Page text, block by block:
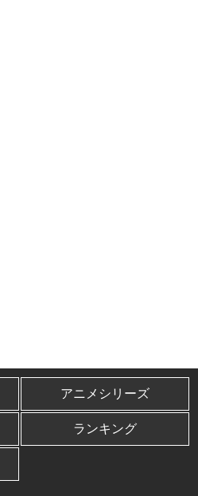
アニメシリーズ
ランキング